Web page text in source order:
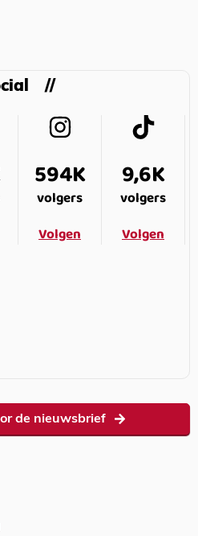
594K
volgers
Volgen
9,6K
volgers
Volgen
de nieuwsbrief